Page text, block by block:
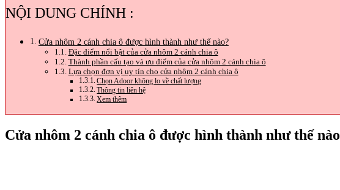
NỘI DUNG CHÍNH :
Cửa nhôm 2 cánh chia ô được hình thành như thế nào?
Đặc điểm nổi bật của cửa nhôm 2 cánh chia ô
Thành phần cấu tạo và ưu điểm của cửa nhôm 2 cánh chia ô
Lựa chọn đơn vị uy tín cho cửa nhôm 2 cánh chia ô
Chọn Adoor không lo về chất lượng
Thông tin liên hệ
Xem thêm
Cửa nhôm 2 cánh chia ô được hình thành như thế